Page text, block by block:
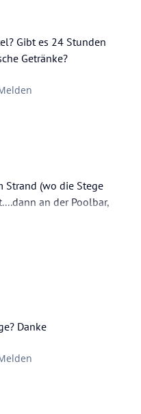
Gibt es 24 Stunden
Getränke?
Strand (wo die Stege
an der Poolbar,
halt an der Bar vor der
Danke